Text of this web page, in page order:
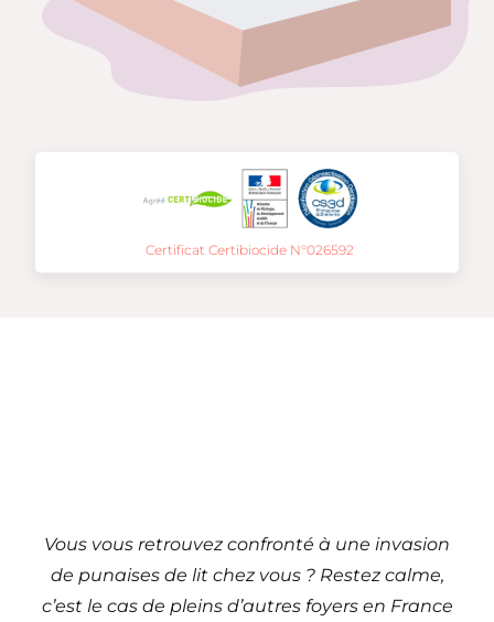
Certificat Certibiocide N°026592
Vous vous retrouvez confronté à une invasion
de punaises de lit chez vous ? Restez calme,
c’est le cas de pleins d’autres foyers en France